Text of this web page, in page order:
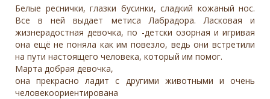
Белые реснички, глазки бусинки, сладкий кожаный нос.
Все в ней выдает метиса Лабрадора. Ласковая и
жизнерадостная девочка, по -детски озорная и игривая
она ещё не поняла как им повезло, ведь они встретили
на пути настоящего человека, который им помог.
Марта добрая девочка,
она прекрасно ладит с другими животными и очень
человекоориентирована